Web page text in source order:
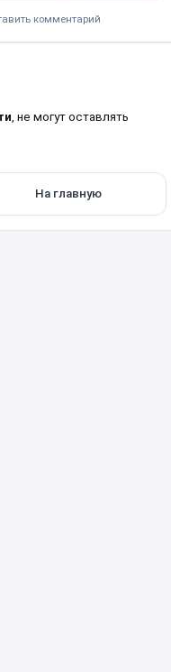
комментарий
, не могут оставлять
На главную